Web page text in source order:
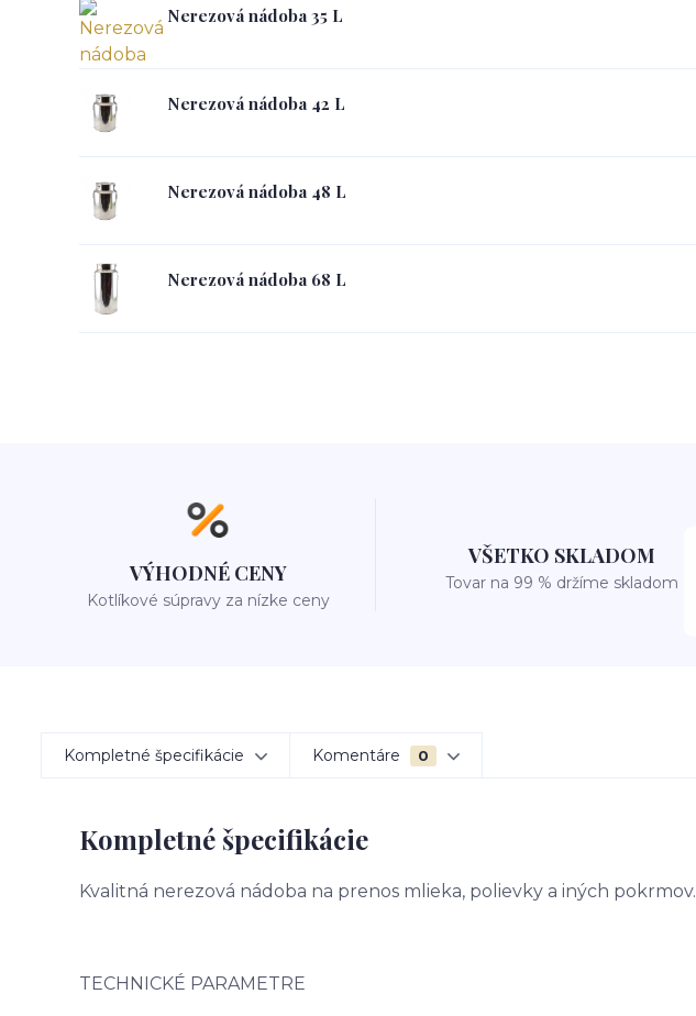
Nerezová nádoba 35 L
Nerezová nádoba 42 L
Nerezová nádoba 48 L
Nerezová nádoba 68 L
VÝHODNÉ CENY
Kotlíkové súpravy za nízke ceny
VŠETKO SKLADOM
Tovar na 99 % držíme skladom
Kompletné špecifikácie Komentáre 0
Kompletné špecifikácie
Kvalitná nerezová nádoba na prenos mlieka, polievky a iných pokrmov.
TECHNICKÉ PARAMETRE